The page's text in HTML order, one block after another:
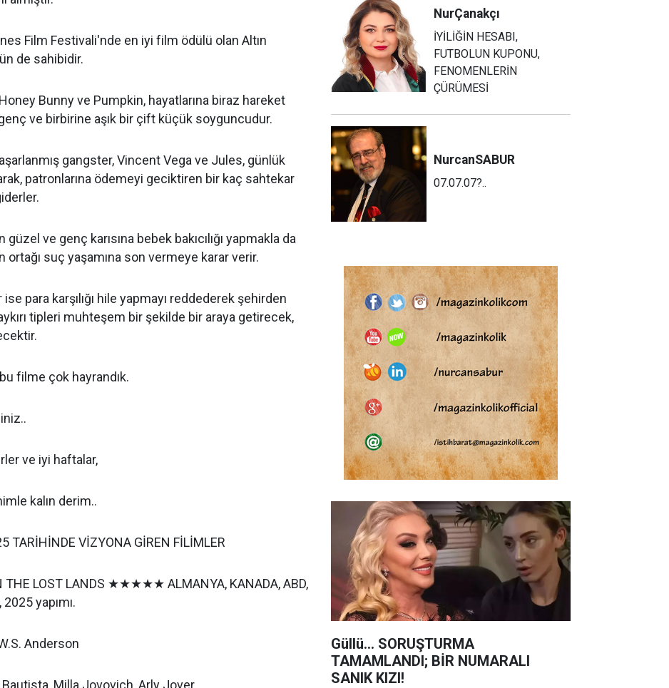
Film Festivali'nde en iyi film ödülü olan Altın
de sahibidir.
Bunny ve Pumpkin, hayatlarına biraz hareket
ve birbirine aşık bir çift küçük soyguncudur.
gangster, Vincent Vega ve Jules, günlük
patronlarına ödemeyi geciktiren bir kaç sahtekar
ve genç karısına bebek bakıcılığı yapmakla da
ortağı suç yaşamına son vermeye karar verir.
para karşılığı hile yapmayı reddederek şehirden
tipleri muhteşem bir şekilde bir araya getirecek,
filme çok hayrandık.
ve iyi haftalar,
kalın derim..
TARİHİNDE VİZYONA GİREN FİLİMLER
THE LOST LANDS ★★★★★ ALMANYA, KANADA, ABD,
yapımı.
Anderson
Bautista, Milla Jovovich, Arly Jover
NurÇanakçı
İYİLİĞİN HESABI,
FUTBOLUN KUPONU,
FENOMENLERİN
ÇÜRÜMESİ
NurcanSABUR
07.07.07?..
Güllü... SORUŞTURMA
TAMAMLANDI; BİR NUMARALI
SANIK KIZI!